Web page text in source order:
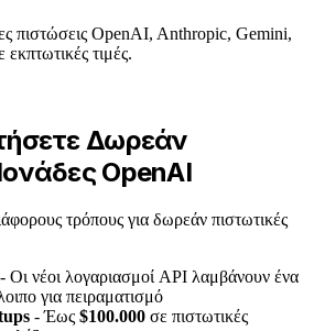
πιστώσεις OpenAI, Anthropic, Gemini,
τιμές.
Δωρεάν
OpenAI
τρόπους για δωρεάν πιστωτικές
- Οι νέοι λογαριασμοί API λαμβάνουν ένα
για πειραματισμό
- Έως $100.000 σε πιστωτικές